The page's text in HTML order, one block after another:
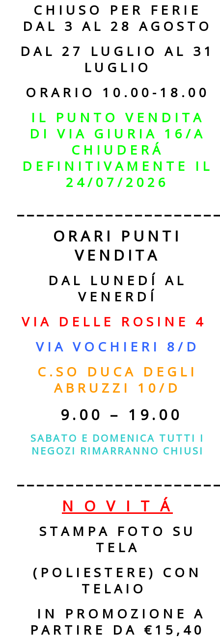
CHIUSO PER FERIE
DAL 3 AL 28 AGOSTO
DAL 27 LUGLIO AL 31
LUGLIO
ORARIO 10.00-18.00
IL PUNTO VENDITA
DI VIA GIURIA 16/A
CHIUDERÁ
DEFINITIVAMENTE IL
24/07/2026
ORARI PUNTI
VENDITA
DAL LUNEDÍ AL
VENERDÍ
VIA DELLE ROSINE 4
VIA VOCHIERI 8/D
C.SO DUCA DEGLI
ABRUZZI 10/D
9.00 – 19.00
SABATO E DOMENICA TUTTI I
NEGOZI RIMARRANNO CHIUSI
N O V I T Á
STAMPA FOTO SU
TELA
(POLIESTERE) CON
TELAIO
IN PROMOZIONE A
PARTIRE DA €15,40